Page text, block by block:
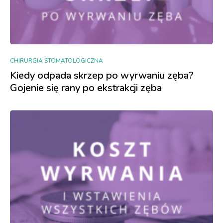
CHIRURGIA STOMATOLOGICZNA
Kiedy odpada skrzep po wyrwaniu zęba?
Gojenie się rany po ekstrakcji zęba